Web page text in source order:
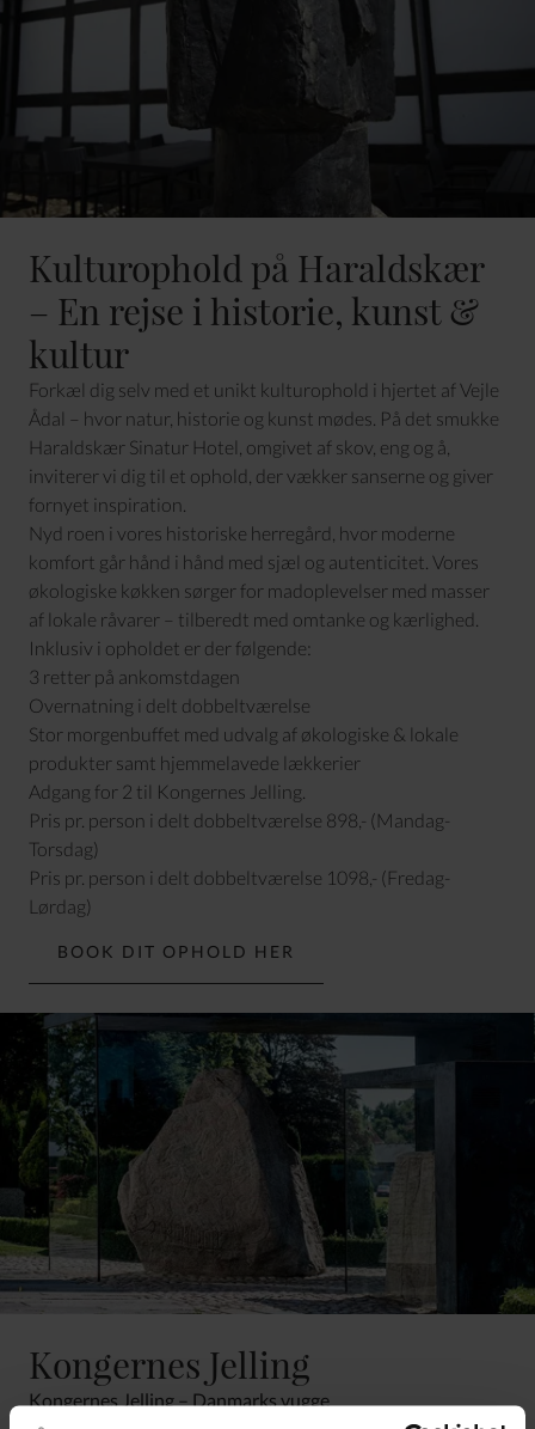
Kulturophold på Haraldskær
– En rejse i historie, kunst &
kultur
Forkæl dig selv med et unikt kulturophold i hjertet af Vejle
Ådal – hvor natur, historie og kunst mødes. På det smukke
Haraldskær Sinatur Hotel, omgivet af skov, eng og å,
inviterer vi dig til et ophold, der vækker sanserne og giver
fornyet inspiration.
Nyd roen i vores historiske herregård, hvor moderne
komfort går hånd i hånd med sjæl og autenticitet. Vores
økologiske køkken sørger for madoplevelser med masser
af lokale råvarer – tilberedt med omtanke og kærlighed.
Inklusiv i opholdet er der følgende:
3 retter på ankomstdagen
Overnatning i delt dobbeltværelse
Stor morgenbuffet med udvalg af økologiske & lokale
produkter samt hjemmelavede lækkerier
Adgang for 2 til Kongernes Jelling.
Pris pr. person i delt dobbeltværelse 898,- (Mandag-
Torsdag)
Pris pr. person i delt dobbeltværelse 1098,- (Fredag-
Lørdag)
BOOK DIT OPHOLD HER
Kongernes Jelling
Kongernes Jelling – Danmarks vugge